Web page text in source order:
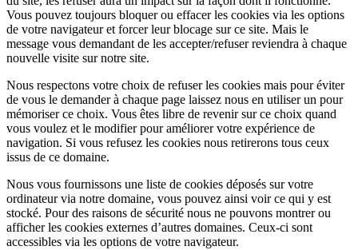
Vous pouvez toujours bloquer ou effacer les cookies via les options
de votre navigateur et forcer leur blocage sur ce site. Mais le
message vous demandant de les accepter/refuser reviendra à chaque
nouvelle visite sur notre site.
Nous respectons votre choix de refuser les cookies mais pour éviter
de vous le demander à chaque page laissez nous en utiliser un pour
mémoriser ce choix. Vous êtes libre de revenir sur ce choix quand
vous voulez et le modifier pour améliorer votre expérience de
navigation. Si vous refusez les cookies nous retirerons tous ceux
issus de ce domaine.
Nous vous fournissons une liste de cookies déposés sur votre
ordinateur via notre domaine, vous pouvez ainsi voir ce qui y est
stocké. Pour des raisons de sécurité nous ne pouvons montrer ou
afficher les cookies externes d’autres domaines. Ceux-ci sont
accessibles via les options de votre navigateur.